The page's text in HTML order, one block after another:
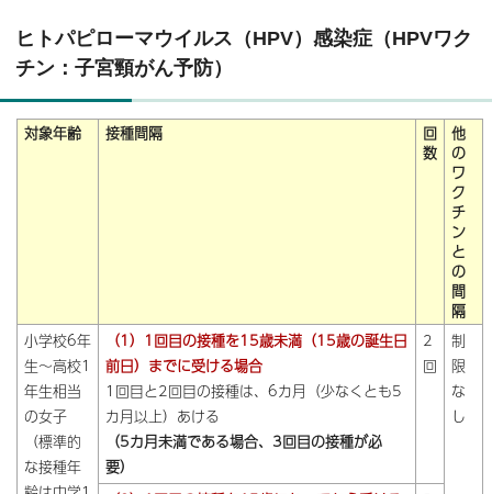
ヒトパピローマウイルス（HPV）感染症（HPVワク
チン：子宮頸がん予防）
対象年齢 接種間隔
回
数
他
の
ワ
ク
チ
ン
と
の
間
隔
小学校6年
生～高校1
年生相当
の女子
（標準的
な接種年
（1）1回目の接種を15歳未満（15歳の誕生日
前日）までに受ける場合
1回目と2回目の接種は、6カ月（少なくとも5
カ月以上）あける
（5カ月未満である場合、3回目の接種が必
要）
2
回
制
限
な
し